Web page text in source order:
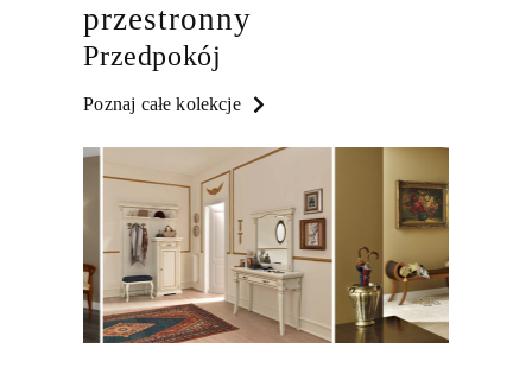
przestronny
Przedpokój
Poznaj całe kolekcje